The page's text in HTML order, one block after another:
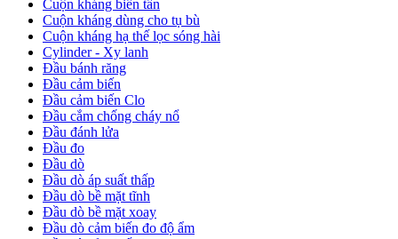
Cuộn kháng biến tần
Cuộn kháng dùng cho tụ bù
Cuộn kháng hạ thế lọc sóng hài
Cylinder - Xy lanh
Đầu bánh răng
Đầu cảm biến
Đầu cảm biến Clo
Đầu cắm chống cháy nổ
Đầu đánh lửa
Đầu đo
Đầu dò
Đầu dò áp suất thấp
Đầu dò bề mặt tĩnh
Đầu dò bề mặt xoay
Đầu dò cảm biến đo độ ẩm